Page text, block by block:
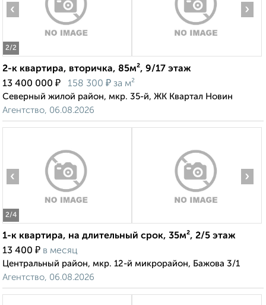
2/2
‹ ›
2-к квартира, вторичка, 85м², 9/17 этаж
13 400 000 ₽ 158 300 ₽ за м²
Северный жилой район, мкр. 35-й, ЖК Квартал Новин
Агентство, 06.08.2026
2/4
‹ ›
1-к квартира, на длительный срок, 35м², 2/5 этаж
13 400 ₽ в месяц
Центральный район, мкр. 12-й микрорайон, Бажова 3/1
Агентство, 06.08.2026